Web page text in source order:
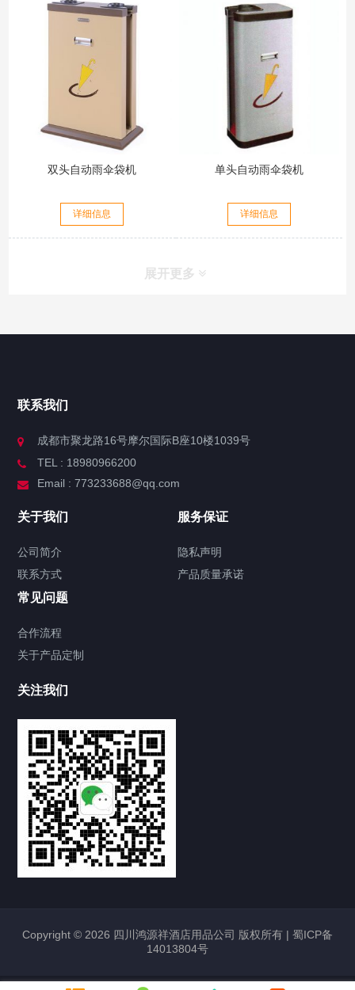
双头自动雨伞袋机
详细信息
单头自动雨伞袋机
详细信息
展开更多
联系我们
成都市聚龙路16号摩尔国际B座10楼1039号
TEL : 18980966200
Email : 773233688@qq.com
关于我们
公司简介
联系方式
服务保证
隐私声明
产品质量承诺
常见问题
合作流程
关于产品定制
关注我们
Copyright © 2026 四川鸿源祥酒店用品公司 版权所有 | 蜀ICP备
14013804号